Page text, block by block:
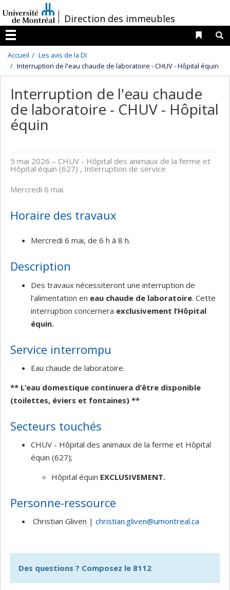
au
contenu
/Direction des immeubles
Menu
Liens
Accueil
Les avis de la DI
Interruption de l'eau chaude de laboratoire - CHUV - Hôpital équin
Interruption de l'eau chaude
de laboratoire - CHUV - Hôpital
équin
5 mai 2026 – CHUV - Hôpital des animaux de la ferme et
Hôpital équin (627) , Interruption de service
Mercredi 6 mai.
Horaire des travaux
Mercredi 6 mai, de 6 h à 8 h.
Description
Des travaux nécessiteront une interruption de
l’alimentation en eau chaude de laboratoire. Cette
interruption concernera exclusivement l’Hôpital
équin.
Service interrompu
Eau chaude de laboratoire.
** L’eau domestique continuera d’être disponible
(toilettes, éviers et fontaines) **
Secteurs touchés
CHUV - Hôpital des animaux de la ferme et Hôpital
équin (627);
Hôpital équin EXCLUSIVEMENT.
Personne-ressource
Christian Gliven | christian.gliven@umontreal.ca
Des questions ? Composez le 8112